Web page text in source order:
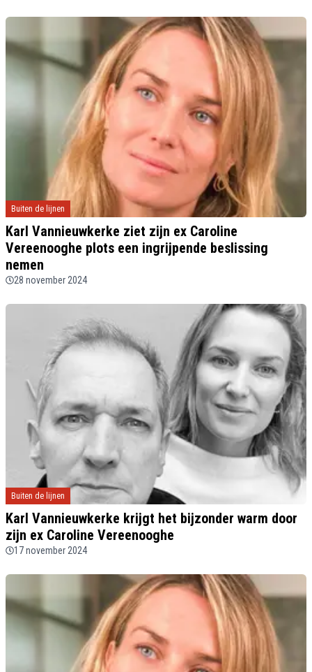
Buiten de lijnen
Karl Vannieuwkerke ziet zijn ex Caroline
Vereenooghe plots een ingrijpende beslissing
nemen
28 november 2024
Buiten de lijnen
Karl Vannieuwkerke krijgt het bijzonder warm door
zijn ex Caroline Vereenooghe
17 november 2024